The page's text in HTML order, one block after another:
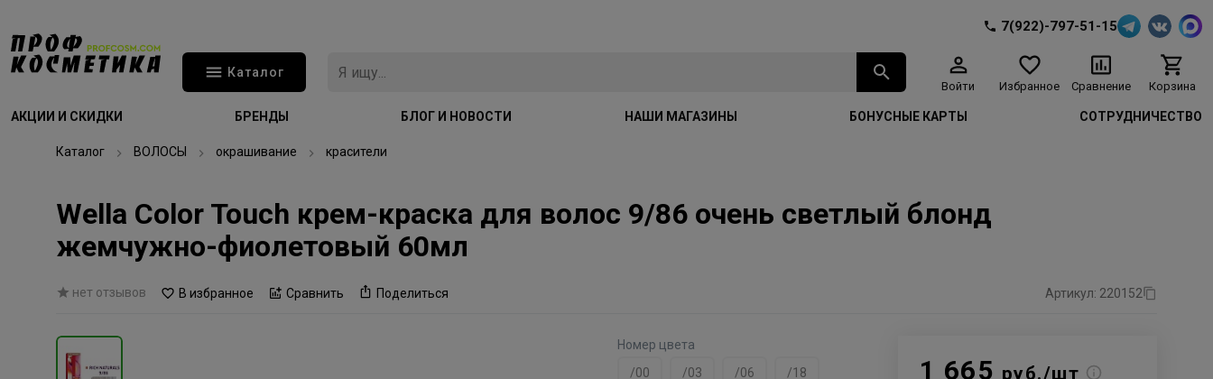
7(922)-797-51-15
Каталог
Войти Избранное Сравнение Корзина
АКЦИИ И СКИДКИ БРЕНДЫ БЛОГ И НОВОСТИ НАШИ МАГАЗИНЫ БОНУСНЫЕ КАРТЫ СОТРУДНИЧЕСТВО
Каталог ВОЛОСЫ окрашивание красители
Wella Color Touch крем-краска для волос 9/86 очень светлый блонд
жемчужно-фиолетовый 60мл
нет отзывов В избранное Сравнить Поделиться Артикул: 220152
Номер цвета
/00
/03 /06 /18 1 665 руб./шт